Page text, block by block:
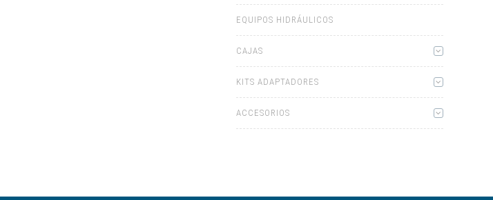
EQUIPOS HIDRÁULICOS
CAJAS
KITS ADAPTADORES
ACCESORIOS